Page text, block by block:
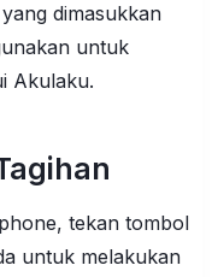
dimasukkan
untuk
Akulaku.
tekan tombol
untuk melakukan